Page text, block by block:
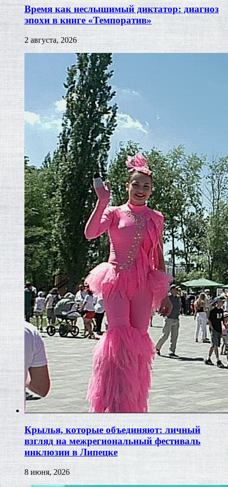
Время как неслышимый диктатор: диагноз
эпохи в книге «Темпоратив»
2 августа, 2026
Крылья, которые объединяют: личный
взгляд на межрегиональный фестиваль
инклюзии в Липецке
8 июня, 2026